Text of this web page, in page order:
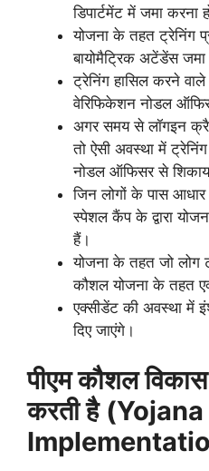
डिपार्टमेंट में जमा करना
योजना के तहत ट्रेनिंग
बायोमैट्रिक अटेंडेंस जमा
ट्रेनिंग हासिल करने
वेरिफिकेशन नोडल
अगर समय से लॉगइन
तो ऐसी अवस्था में ट्रेनिंग
नोडल ऑफिसर से
जिन लोगों के पास आधार
स्पेशल कैंप के द्वारा
हैं।
योजना के तहत जो लोग
कौशल योजना के तहत
एक्सीडेंट की अवस्था में
दिए जाएंगे।
पीएम कौशल
करती है (Yojana